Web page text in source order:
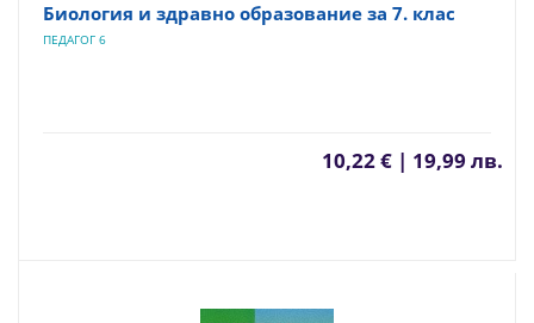
Биология и здравно образование за 7. клас
ПЕДАГОГ 6
10,22 € | 19,99 лв.